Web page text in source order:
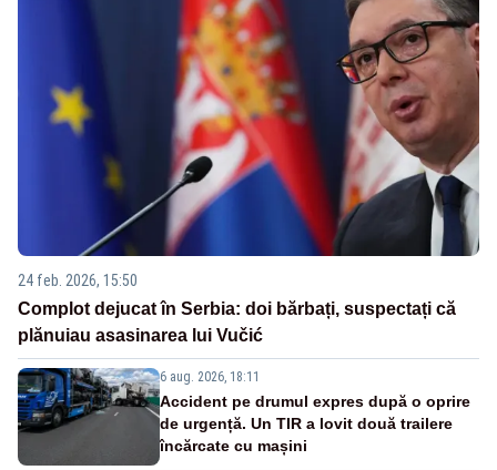
24 feb. 2026, 15:50
Complot dejucat în Serbia: doi bărbați, suspectați că
plănuiau asasinarea lui Vučić
6 aug. 2026, 18:11
Accident pe drumul expres după o oprire
de urgență. Un TIR a lovit două trailere
încărcate cu mașini